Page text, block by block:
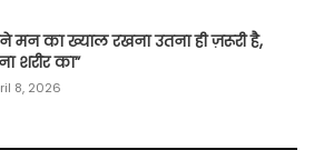
मन का ख्याल रखना उतना ही ज़रूरी है,
शरीर का”
8, 2026